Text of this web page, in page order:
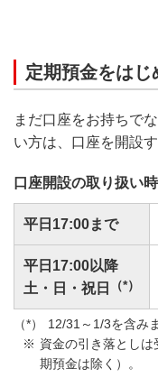
定期預金をはじ
まだ口座をお持ちで
い方は、口座を開設
口座開設の取り扱い
平日17:00まで
平日17:00以降
土・日・祝日
（*）
12/31～1/3を含み
資金の引き落とし
期預金は除く）。